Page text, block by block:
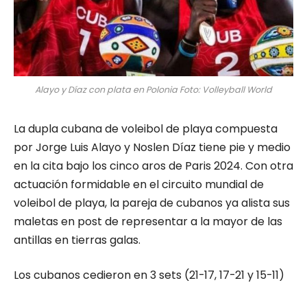
Alayo y Díaz con plata en Polonia Foto: Volleyball World
La dupla cubana de voleibol de playa compuesta
por Jorge Luis Alayo y Noslen Díaz tiene pie y medio
en la cita bajo los cinco aros de Paris 2024. Con otra
actuación formidable en el circuito mundial de
voleibol de playa, la pareja de cubanos ya alista sus
maletas en post de representar a la mayor de las
antillas en tierras galas.
Los cubanos cedieron en 3 sets (21-17, 17-21 y 15-11)